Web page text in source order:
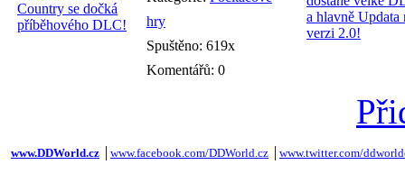
hry
Spuštěno: 619x
Komentářů: 0
www.DDWorld.cz www.facebook.com/DDWorld.cz www.twitter.com/